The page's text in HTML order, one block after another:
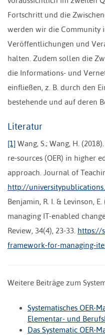
Fortschritt und die
werden wir die Community
Veröffentlichungen und
halten. Zudem sollen die
die Informations- und
einfließen, z. B. durch den
bestehende und auf deren
Literatur
[1] Wang, S.; Wang, H.
re-sources (OER) in higher
approach. Journal of
http://
Benjamin, R. I. & Levinson,
managing IT-enabled
Review, 34(4), 23-33. https://
framework-for-managing-
Weitere Beiträge zum
Systematisches OER-
Elementar- und
Das Systematic OER-